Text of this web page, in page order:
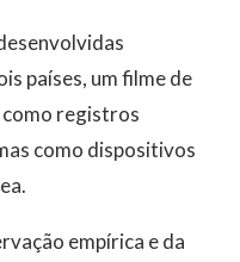
países, um filme de
como registros
como dispositivos
empírica e da